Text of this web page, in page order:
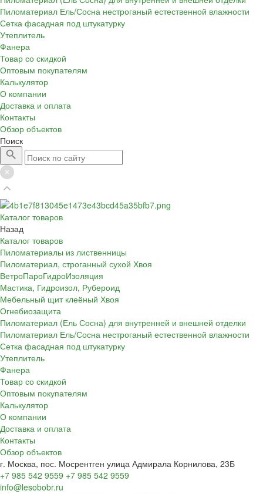
Пиломатериал Ель/Сосна нестроганый естественной влажности
Сетка фасадная под штукатурку
Утеплитель
Фанера
Товар со скидкой
Оптовым покупателям
Калькулятор
О компании
Доставка и оплата
Контакты
Обзор объектов
Поиск
Каталог товаров
Назад
Каталог товаров
Пиломатериалы из лиственницы
Пиломатериал, строганный сухой Хвоя
ВетроПароГидроИзоляция
Мастика, Гидроизол, Рубероид
Мебельный щит клеёный Хвоя
Огнебиозащита
Пиломатериал (Ель Сосна) для внутренней и внешней отделки
Пиломатериал Ель/Сосна нестроганый естественной влажности
Сетка фасадная под штукатурку
Утеплитель
Фанера
Товар со скидкой
Оптовым покупателям
Калькулятор
О компании
Доставка и оплата
Контакты
Обзор объектов
г. Москва, пос. Мосрентген улица Адмирала Корнилова, 23Б
+7 985 542 9559 +7 985 542 9559
info@lesobobr.ru